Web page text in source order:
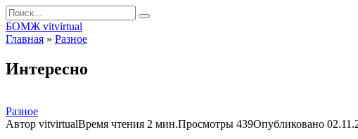
Перейти
к
контенту
Search
for:
БОМЖ vitvirtual
Главная » Разное
Интересно
Разное
Автор vitvirtualВремя чтения 2 мин.Просмотры 439Опубликовано